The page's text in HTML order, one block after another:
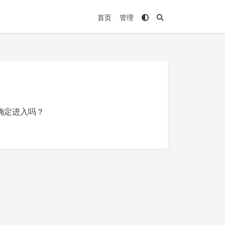
首页 管理
定进入吗？